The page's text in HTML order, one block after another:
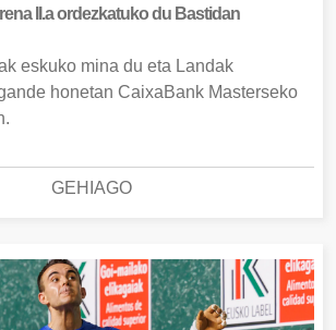
II.a ordezkatuko du Bastidan
eskuko mina du eta Landak
honetan CaixaBank Masterseko
GEHIAGO